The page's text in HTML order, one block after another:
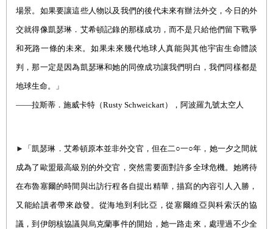
場景。如果要讓這些人物以及我們的後代未來有辦法外交，今日的外
交就得像凱瑟琳．艾希頓記錄的那樣成功，而不是只給他們留下戰爭
和死路一條的未來。如果未來幾代地球人真能與其他宇宙生命體談
判，那一定是因為凱瑟琳和她的同僚成功讓我們明白，我們同樣都是
地球生命。」
――拉斯蒂．施威卡特（Rusty Schweickart）， 阿波羅九號太空人
► 「凱瑟琳．艾希頓原本並非外交官，但在二 ○一○年，她一夕之間就
成為了歐盟最高級別的外交官，突然需要面對許多全球危機。她將待
在布魯塞爾的時間與出訪行程各自提出精華，描寫的內容引人入勝，
又能給讀者帶來啟發。從海地到利比亞，從塞爾維亞與科索沃的協
議，到伊朗核協議與烏克蘭事件的開始，她一路走來，處理過不少全